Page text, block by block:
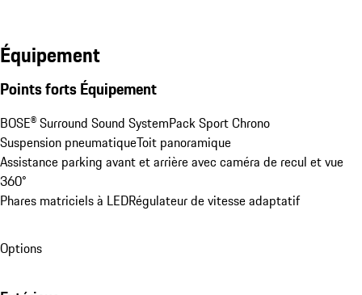
Équipement
Points forts Équipement
BOSE® Surround Sound SystemPack Sport Chrono
Suspension pneumatiqueToit panoramique
Assistance parking avant et arrière avec caméra de recul et vue
360°
Phares matriciels à LEDRégulateur de vitesse adaptatif
Options